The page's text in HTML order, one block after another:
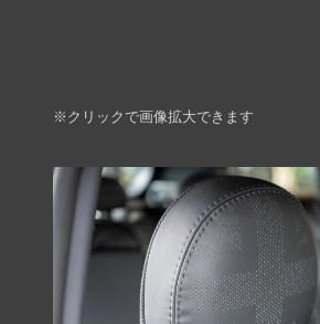
※クリックで画像拡大できます